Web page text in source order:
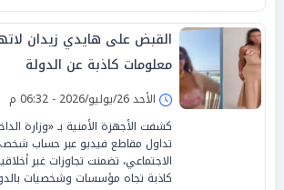
القبض على هايدي زيدان
معلومات كاذبة عن الدولة
الأحد 26/يوليو/2026 - 06:32 م
كشفت الأجهزة الأمنية بـ «وزارة
تداول مقاطع فيديو عبر حساب
الاجتماعي، تضمنت تجاوزات غير
كاذبة تجاه مؤسسات وشخصيات